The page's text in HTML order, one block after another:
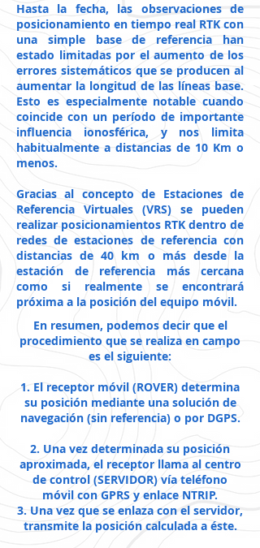
Hasta la fecha, las observaciones de
posicionamiento en tiempo real RTK con
una simple base de referencia han
estado limitadas por el aumento de los
errores sistemáticos que se producen al
aumentar la longitud de las líneas base.
Esto es especialmente notable cuando
coincide con un período de importante
influencia ionosférica, y nos limita
habitualmente a distancias de 10 Km o
menos.
Gracias al concepto de Estaciones de
Referencia Virtuales (VRS) se pueden
realizar posicionamientos RTK dentro de
redes de estaciones de referencia con
distancias de 40 km o más desde la
estación de referencia más cercana
como si realmente se encontrará
próxima a la posición del equipo móvil.
En resumen, podemos decir que el
procedimiento que se realiza en campo
es el siguiente:
1. El receptor móvil (ROVER) determina
su posición mediante una solución de
navegación (sin referencia) o por DGPS.
2. Una vez determinada su posición
aproximada, el receptor llama al centro
de control (SERVIDOR) vía teléfono
móvil con GPRS y enlace NTRIP.
3. Una vez que se enlaza con el servidor,
transmite la posición calculada a éste.